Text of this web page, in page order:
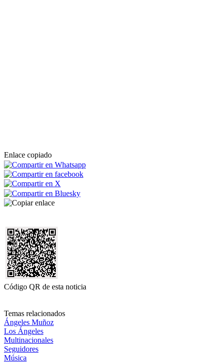
Enlace copiado
Código QR de esta noticia
Temas relacionados
Ángeles Muñoz
Los Ángeles
Multinacionales
Seguidores
Música